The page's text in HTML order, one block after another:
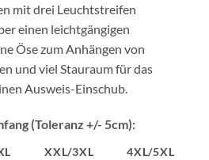
mit drei Leuchtstreifen
einen leichtgängigen
Öse zum Anhängen von
und viel Stauraum für das
Ausweis-Einschub.
(Toleranz +/- 5cm):
XXL/3XL
4XL/5XL